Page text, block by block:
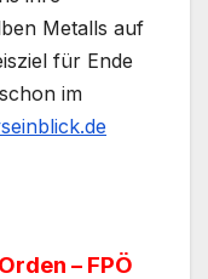
Metalls auf
für Ende
im
– FPÖ